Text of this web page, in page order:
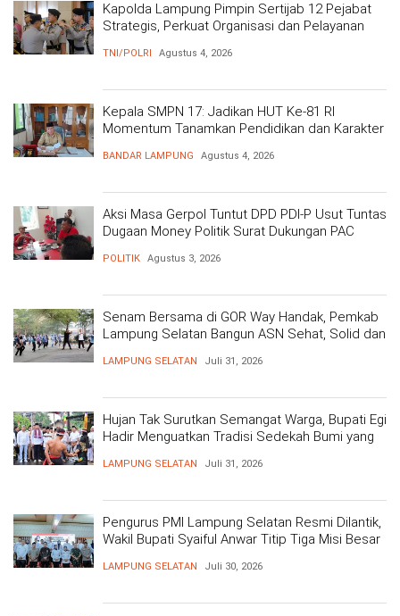
Kapolda Lampung Pimpin Sertijab 12 Pejabat
Strategis, Perkuat Organisasi dan Pelayanan
TNI/POLRI Agustus 4, 2026
Kepala SMPN 17: Jadikan HUT Ke-81 RI
Momentum Tanamkan Pendidikan dan Karakter
BANDAR LAMPUNG Agustus 4, 2026
Aksi Masa Gerpol Tuntut DPD PDI-P Usut Tuntas
Dugaan Money Politik Surat Dukungan PAC
POLITIK Agustus 3, 2026
Senam Bersama di GOR Way Handak, Pemkab
Lampung Selatan Bangun ASN Sehat, Solid dan
LAMPUNG SELATAN Juli 31, 2026
Hujan Tak Surutkan Semangat Warga, Bupati Egi
Hadir Menguatkan Tradisi Sedekah Bumi yang
LAMPUNG SELATAN Juli 31, 2026
Pengurus PMI Lampung Selatan Resmi Dilantik,
Wakil Bupati Syaiful Anwar Titip Tiga Misi Besar
LAMPUNG SELATAN Juli 30, 2026